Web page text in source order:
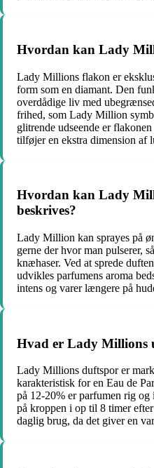
Hvordan kan Lady
Lady Millions flakon er
form som en diamant. Den
overdådige liv med
frihed, som Lady Million
glitrende udseende er
tilføjer en ekstra dimension af
Hvordan kan Lady
beskrives?
Lady Million kan sprayes på
gerne der hvor man pulserer,
knæhaser. Ved at sprede
udvikles parfumens aroma
intens og varer længere på
Hvad er Lady Millions
Lady Millions duftspor er
karakteristisk for en Eau de
på 12-20% er parfumen rig
på kroppen i op til 8 timer
daglig brug, da det giver en